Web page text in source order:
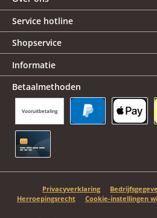
Service hotline
Shopservice
Informatie
Betaalmethoden
Vooruitbetaling
Privacyverklaring
Herroepingsrecht
Cookie-instellingen